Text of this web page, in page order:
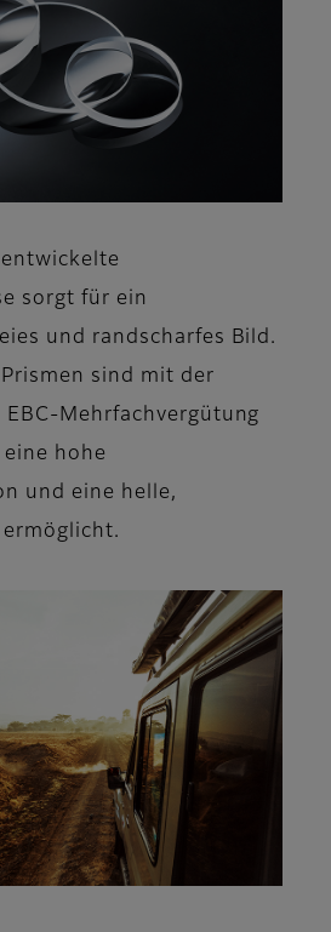
sorgt für ein
und randscharfes Bild.
sind mit der
Mehrfachvergütung
hohe
und eine helle,